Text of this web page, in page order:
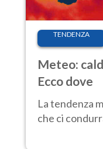
TENDENZA
Meteo:
Ecco dove
La tendenza
che ci